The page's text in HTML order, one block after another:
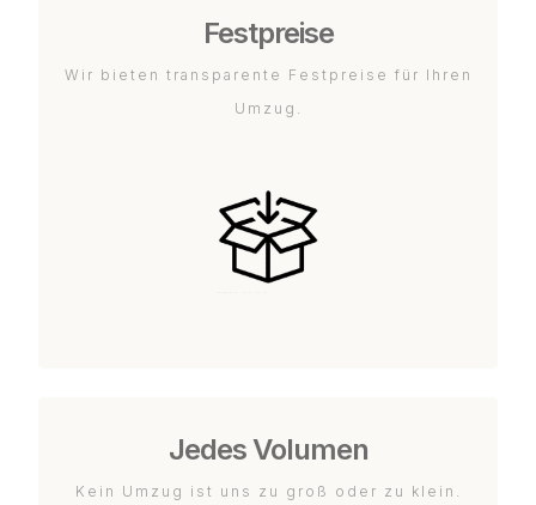
Festpreise
Wir bieten transparente Festpreise für Ihren
Umzug.
Jedes Volumen
Kein Umzug ist uns zu groß oder zu klein.